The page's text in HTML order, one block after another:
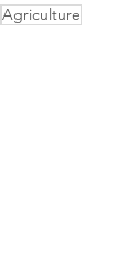
Agriculture